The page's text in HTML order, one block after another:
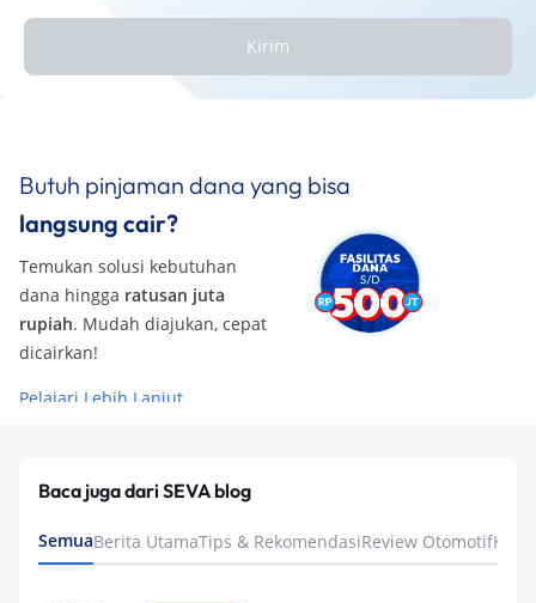
Kirim
Butuh pinjaman dana yang bisa
langsung cair?
Temukan solusi kebutuhan
dana hingga ratusan juta
rupiah. Mudah diajukan, cepat
dicairkan!
Pelajari Lebih Lanjut
Baca juga dari SEVA blog
SemuaBerita UtamaTips & RekomendasiReview Otomotif